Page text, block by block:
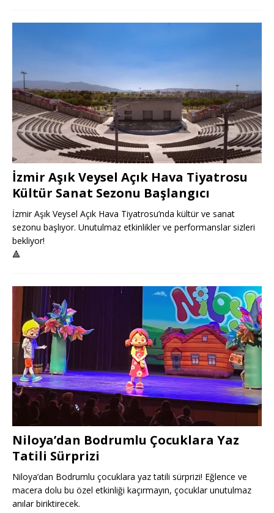
İzmir Aşık Veysel Açık Hava Tiyatrosu
Kültür Sanat Sezonu Başlangıcı
İzmir Aşık Veysel Açık Hava Tiyatrosu’nda kültür ve sanat
sezonu başlıyor. Unutulmaz etkinlikler ve performanslar sizleri
bekliyor!
🔺
Niloya’dan Bodrumlu Çocuklara Yaz
Tatili Sürprizi
Niloya’dan Bodrumlu çocuklara yaz tatili sürprizi! Eğlence ve
macera dolu bu özel etkinliği kaçırmayın, çocuklar unutulmaz
anılar biriktirecek.